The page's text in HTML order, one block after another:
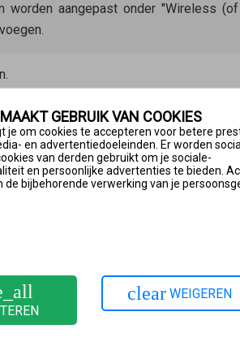
worden aangepast onder "Wireless
via de gasttoegang
aan het toegangsprofiel "Guest"
in het gastnetwerk wilt
bij het profiel "Guest" op de knop
in.
de linkermuisknop ingedrukt terwijl je
GEBRUIK VAN COOKIES
je om cookies te accepteren voor betere
en advertentiedoeleinden. Er worden
van derden gebruikt om je sociale-
en persoonlijke advertenties te bieden.
de bijbehorende verwerking van je
clear WEIGEREN